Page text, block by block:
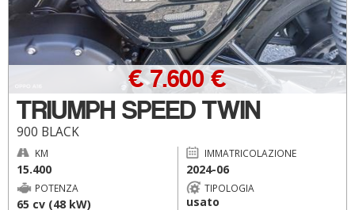
TRIUMPH SPEED TWIN
900 BLACK
€ 7.600 €
KM
15.400
IMMATRICOLAZIONE
2024-06
POTENZA
65 cv (48 kW)
TIPOLOGIA
usato